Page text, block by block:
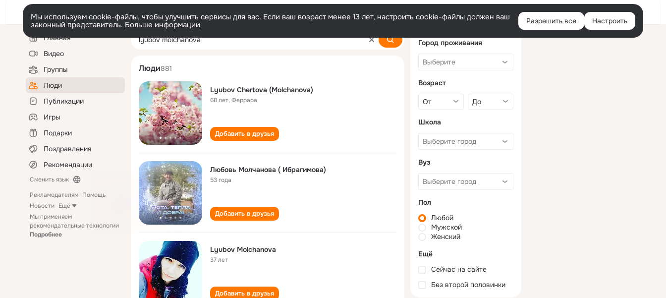
Войти
Мы используем cookie-файлы, чтобы улучшить сервисы для вас. Если ваш возраст менее 13 лет, настроить cookie-файлы должен ваш
законный представитель. Больше информации Разрешить все Настроить
Левая
колонкаГлавная
Видео
Группы
Люди
Публикации
Игры
Подарки
Поздравления
Рекомендации
Сменить язык
Рекламодателям Помощь
Новости Ещё
Мы применяем
рекомендательные технологии
Подробнее
lyubov molchanova
Люди881
Lyubov Chertova (Molchanova)
68 лет,Феррара
Добавить в друзья
Любовь Молчанова ( Ибрагимова)
53 года
Добавить в друзья
Lyubov Molchanova
37 лет
Добавить в друзья
Город проживания
Возраст
Школа
Вуз
Пол
Любой
Мужской
Женский
Ещё
Сейчас на сайте
Без второй половинки